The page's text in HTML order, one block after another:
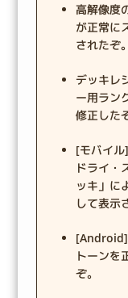
高解像度
が正常に
されたぞ。
デッキレ
ー用ラン
修正した
[モバイ
ドライ・
ッキ」に
して表示
[Android]
トーンを
ぞ。